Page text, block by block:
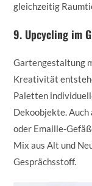
gleichzeitig
9. Upcycling im
Gartengestaltung
Kreativität
Paletten
Dekoobjekte.
oder Emaille-
Mix aus Alt und
Gesprächsstoff.